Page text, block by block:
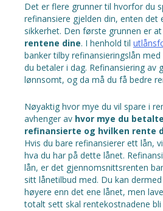
Det er flere grunner til hvorfor du
refinansiere gjelden din, enten det
sikkerhet. Den første grunnen er at
rentene dine. I henhold til
banker tilby refinansieringslån
du betaler i dag. Refinansiering av
lønnsomt, og da må du få bedre
Nøyaktig hvor mye du vil spare i
avhenger av hvor mye du
refinansierte og hvilken rente
Hvis du bare refinansierer ett lån,
hva du har på dette lånet.
lån, er det gjennomsnittsrenten
sitt lånetilbud med. Du kan
høyere enn det ene lånet, men
totalt sett skal rentekostnadene bli